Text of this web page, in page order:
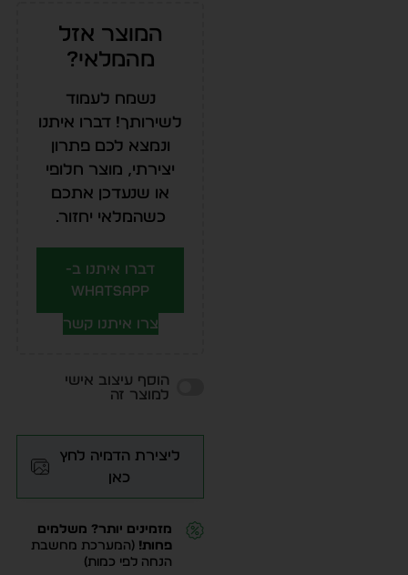
המוצר אזל
מהמלאי?
נשמח לעמוד
לשירותך! דברו איתנו
ונמצא לכם פתרון
יצירתי, מוצר חלופי
או שנעדכן אתכם
כשהמלאי יחזור.
דברו איתנו ב-
WhatsApp
צרו איתנו קשר
הוסף עיצוב אישי
למוצר זה
ליצירת הדמיה לחץ
כאן
מזמינים יותר? משלמים
פחות! (המערכת מחשבת
הנחה לפי כמות)